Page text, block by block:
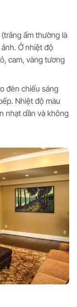
ấm thường là
Ở nhiệt độ
cam, vàng tương
đèn chiếu sáng
Nhiệt độ màu
nhạt dần và không